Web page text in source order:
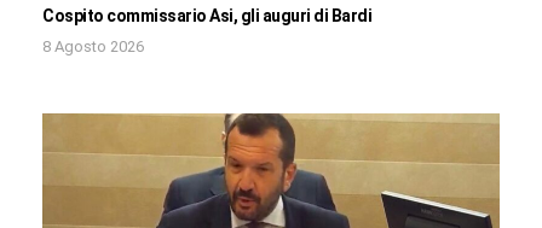
Cospito commissario Asi, gli auguri di Bardi
8 Agosto 2026